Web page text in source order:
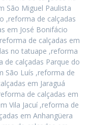
São Miguel Paulista
,reforma de calçadas
em José Bonifácio
de calçadas em
no tatuape ,reforma
de calçadas Parque do
São Luís ,reforma de
em Jaraguá
de calçadas em
Vila Jacuí ,reforma de
em Anhangüera